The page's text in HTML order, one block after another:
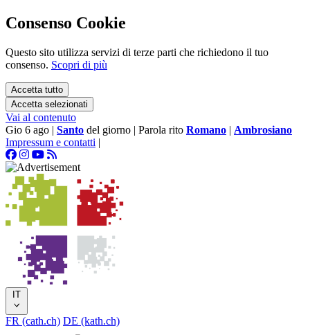
Consenso Cookie
Questo sito utilizza servizi di terze parti che richiedono il tuo
consenso. Scopri di più
Accetta tutto
Accetta selezionati
Vai al contenuto
Gio 6 ago | Santo del giorno | Parola rito Romano | Ambrosiano
Impressum e contatti |
IT
FR (cath.ch) DE (kath.ch)